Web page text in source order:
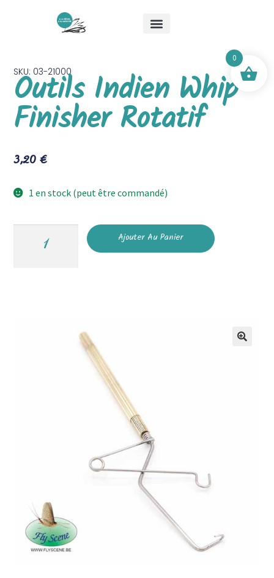
SKU: 03-21000
Outils Indien Whip
Finisher Rotatif
3,20€
1 en stock (peut être commandé)
Ajouter Au Panier
0